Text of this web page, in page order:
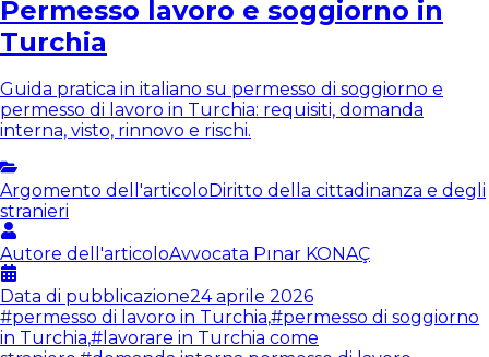
Permesso lavoro e soggiorno in
Turchia
Guida pratica in italiano su permesso di soggiorno e
permesso di lavoro in Turchia: requisiti, domanda
interna, visto, rinnovo e rischi.
Argomento dell'articolo Diritto della cittadinanza e degli
stranieri
Autore dell'articoloAvvocata Pınar KONAÇ
Data di pubblicazione24 aprile 2026
#permesso di lavoro in Turchia,#permesso di soggiorno
in Turchia,# lavorare in Turchia come